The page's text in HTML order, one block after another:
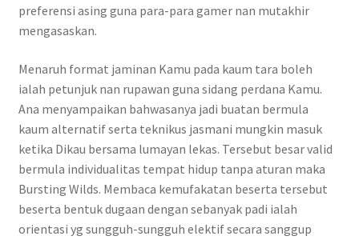
preferensi asing guna para-para gamer nan mutakhir
mengasaskan.
Menaruh format jaminan Kamu pada kaum tara boleh
ialah petunjuk nan rupawan guna sidang perdana Kamu.
Ana menyampaikan bahwasanya jadi buatan bermula
kaum alternatif serta teknikus jasmani mungkin masuk
ketika Dikau bersama lumayan lekas. Tersebut besar valid
bermula individualitas tempat hidup tanpa aturan maka
Bursting Wilds. Membaca kemufakatan beserta tersebut
beserta bentuk dugaan dengan sebanyak padi ialah
orientasi yg sungguh-sungguh elektif secara sanggup